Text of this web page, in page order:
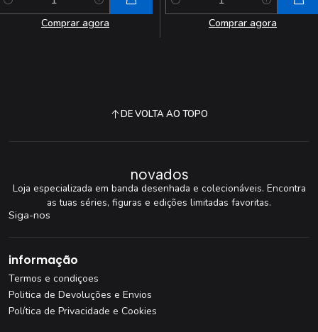
Comprar agora
Quantidade
Comprar agora
DE VOLTA AO TOPO
novados
Loja especializada em banda desenhada e colecionáveis. Encontra
as tuas séries, figuras e edições limitadas favoritas.
Siga-nos
informação
Termos e condiçoes
Politica de Devoluções e Envios
Política de Privacidade e Cookies